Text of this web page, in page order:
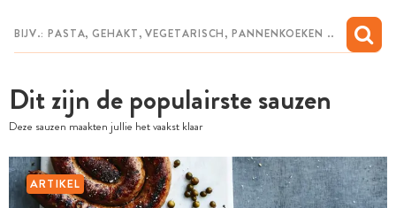
Dit zijn de populairste sauzen
Deze sauzen maakten jullie het vaakst klaar
ARTIKEL
MIJN BEWAARDE RECEPTEN